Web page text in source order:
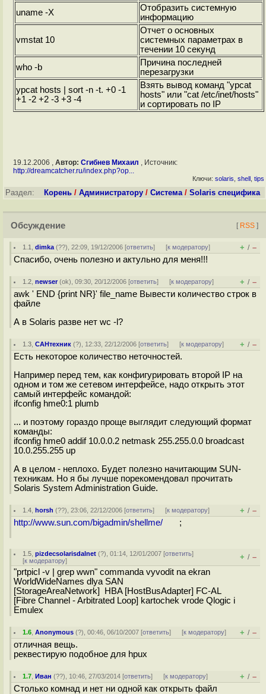
uname -X
Отобразить системную
информацию
vmstat 10
Отчет о основных
системных параметрах в
течении 10 секунд
who -b
Причина последней
перезагрузки
ypcat hosts | sort -n -t. +0 -1
+1 -2 +2 -3 +3 -4
Взять вывод команд "ypcat
hosts" или "cat /etc/inet/hosts"
и сортировать по IP
19.12.2006 , Автор: Сгибнев Михаил , Источник:
http://dreamcatcher.ru/index.php?op...
Ключи: solaris shell tips
Раздел: Корень / Администратору / Система/ Solaris специфика
Обсуждение [ RSS ]
1.1 ,dimka (??), 22:09, 19/12/2006 [ответить] [к модератору] + / –
Спасибо, очень полезно и актульно для меня!!!
1.2 ,newser(ok), 09:30, 20/12/2006 [ответить] [к модератору] + / –
awk ' END {print NR}' file_name Вывести количество строк в
файле
А в Solaris разве нет wc -l?
1.3 ,САНтехник (?), 12:33, 22/12/2006 [ответить] [к модератору] + / –
Есть некоторое количество неточностей.
Например перед тем, как конфигурировать второй IP на
одном и том же сетевом интерфейсе, надо открыть этот
самый интерфейс командой:
ifconfig hme0:1 plumb
... и поэтому гораздо проще выглядит следующий формат
команды:
ifconfig hme0 addif 10.0.0.2 netmask 255.255.0.0 broadcast
10.0.255.255 up
А в целом - неплохо. Будет полезно начитающим SUN-
техникам. Но я бы лучше порекомендовал прочитать
Solaris System Administration Guide.
1.4 ,horsh (??), 23:06, 22/12/2006 [ответить] [к модератору] + / –
http://www.sun.com/bigadmin/shellme/ ;
1.5 ,pizdecsolarisdalnet (?), 01:14, 12/01/2007 [ответить]
[к модератору] + / –
"prtpicl -v | grep wwn" commanda vyvodit na ekran
WorldWideNames dlya SAN
[StorageAreaNetwork] HBA [HostBusAdapter] FC-AL
[Fibre Channel - Arbitrated Loop] kartochek vrode Qlogic i
Emulex
1.6 ,Anonymous (?), 00:46, 06/10/2007 [ответить] [к модератору] + / –
отличная вещь.
реквестирую подобное для hpux
1.7 ,Иван (??), 10:46, 27/03/2014 [ответить] [к модератору] + / –
Столько комнад и нет ни одной как открыть файл